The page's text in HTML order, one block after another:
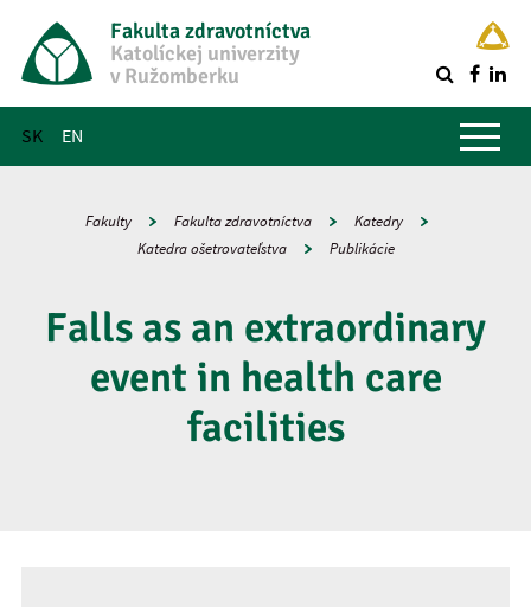
Fakulta zdravotníctva
Katolíckej univerzity
v Ružomberku
SK EN
Hlavné menu
Fakulty Fakulta zdravotníctva
Katedry
Katedra ošetrovateľstva
Publikácie
Falls as an extraordinary
event in health care
facilities